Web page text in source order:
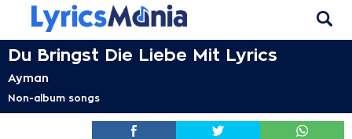
Du Bringst Die Liebe Mit Lyrics
Ayman
Non-album songs